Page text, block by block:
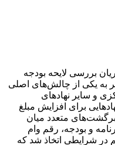
بررسی لایحه بودجه
دیگر به یکی از چالش‌های اصلی
و سایر نهادهای
برای افزایش مبلغ
متعدد میان
و بودجه، رقم وام
در شرایطی اتخاذ شد که